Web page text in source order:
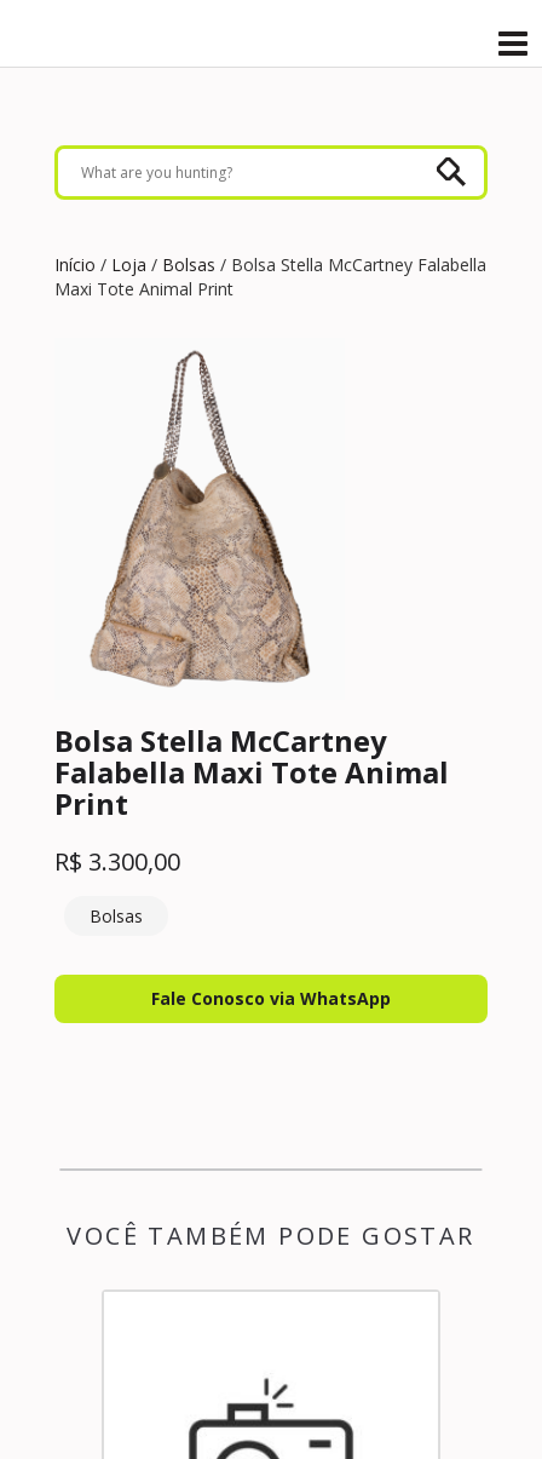
Início / Loja / Bolsas / Bolsa Stella McCartney Falabella
Maxi Tote Animal Print
Bolsa Stella McCartney
Falabella Maxi Tote Animal
Print
R$ 3.300,00
Bolsas
Fale Conosco via WhatsApp
VOCÊ TAMBÉM PODE GOSTAR